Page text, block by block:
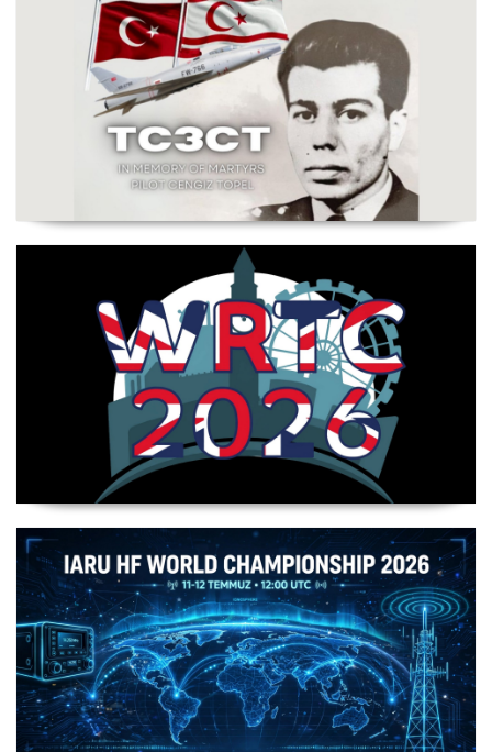
Şehit Pilot Yüzbaşı Cengiz Topel Anma Etkinliği
WRTC 2026 Şampiyonu Litvanya Takımı